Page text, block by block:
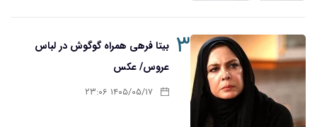
۳ بیتا فرهی همراه گوگوش در لباس
عروس/ عکس
۱۴۰۵/۰۵/۱۷ ۲۳:۰۶